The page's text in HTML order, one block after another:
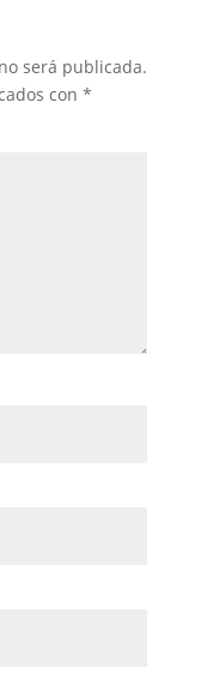
será publicada.
con *